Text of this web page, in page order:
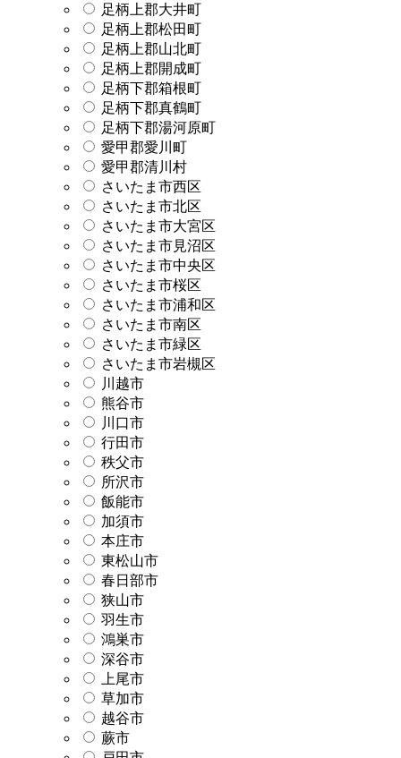
足柄上郡大井町
足柄上郡松田町
足柄上郡山北町
足柄上郡開成町
足柄下郡箱根町
足柄下郡真鶴町
足柄下郡湯河原町
愛甲郡愛川町
愛甲郡清川村
さいたま市西区
さいたま市北区
さいたま市大宮区
さいたま市見沼区
さいたま市中央区
さいたま市桜区
さいたま市浦和区
さいたま市南区
さいたま市緑区
さいたま市岩槻区
川越市
熊谷市
川口市
行田市
秩父市
所沢市
飯能市
加須市
本庄市
東松山市
春日部市
狭山市
羽生市
鴻巣市
深谷市
上尾市
草加市
越谷市
蕨市